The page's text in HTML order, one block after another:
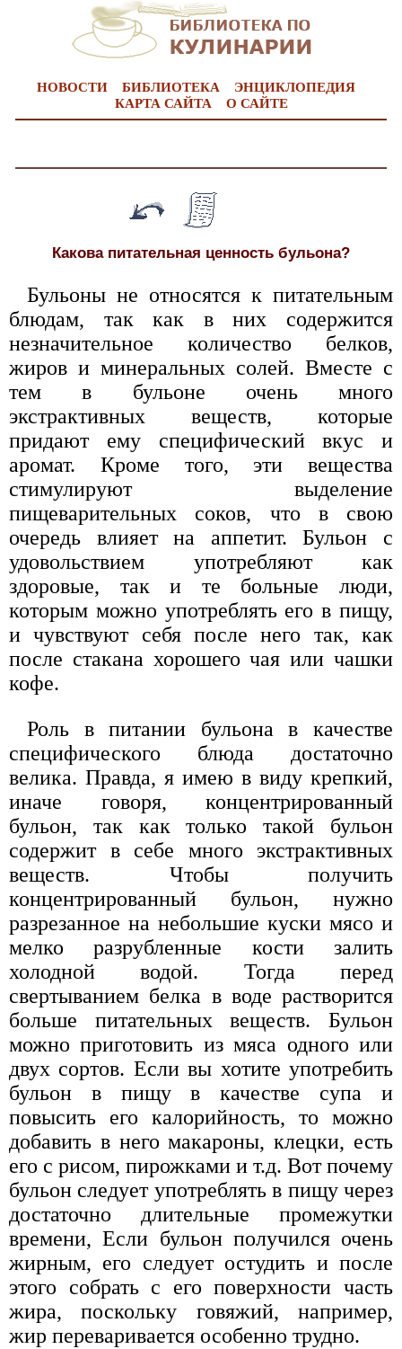
НОВОСТИ БИБЛИОТЕКА
ЭНЦИКЛОПЕДИЯ
КАРТА САЙТА
О САЙТЕ
Какова питательная ценность бульона?
Бульоны не относятся к питательным
блюдам, так как в них содержится
незначительное количество белков,
жиров и минеральных солей. Вместе с
тем в бульоне очень много
экстрактивных веществ, которые
придают ему специфический вкус и
аромат. Кроме того, эти вещества
стимулируют выделение
пищеварительных соков, что в свою
очередь влияет на аппетит. Бульон с
удовольствием употребляют как
здоровые, так и те больные люди,
которым можно употреблять его в пищу,
и чувствуют себя после него так, как
после стакана хорошего чая или чашки
кофе.
Роль в питании бульона в качестве
специфического блюда достаточно
велика. Правда, я имею в виду крепкий,
иначе говоря, концентрированный
бульон, так как только такой бульон
содержит в себе много экстрактивных
веществ. Чтобы получить
концентрированный бульон, нужно
разрезанное на небольшие куски мясо и
мелко разрубленные кости залить
холодной водой. Тогда перед
свертыванием белка в воде растворится
больше питательных веществ. Бульон
можно приготовить из мяса одного или
двух сортов. Если вы хотите употребить
бульон в пищу в качестве супа и
повысить его калорийность, то можно
добавить в него макароны, клецки, есть
его с рисом, пирожками и т.д. Вот почему
бульон следует употреблять в пищу через
достаточно длительные промежутки
времени, Если бульон получился очень
жирным, его следует остудить и после
этого собрать с его поверхности часть
жира, поскольку говяжий, например,
жир переваривается особенно трудно.